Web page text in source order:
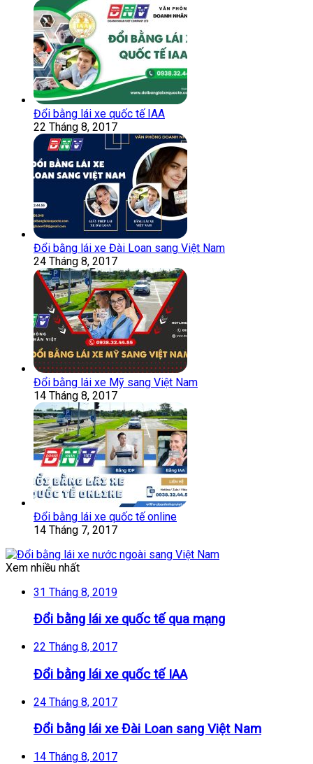
Đổi bằng lái xe quốc tế IAA
22 Tháng 8, 2017
Đổi bằng lái xe Đài Loan sang Việt Nam
24 Tháng 8, 2017
Đổi bằng lái xe Mỹ sang Việt Nam
14 Tháng 8, 2017
Đổi bằng lái xe quốc tế online
14 Tháng 7, 2017
Xem nhiều nhất
31 Tháng 8, 2019
Đổi bằng lái xe quốc tế qua mạng
22 Tháng 8, 2017
Đổi bằng lái xe quốc tế IAA
24 Tháng 8, 2017
Đổi bằng lái xe Đài Loan sang Việt Nam
14 Tháng 8, 2017